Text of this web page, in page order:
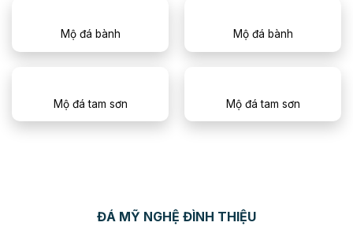
Mộ đá bành Mộ đá bành
Mộ đá tam sơn Mộ đá tam sơn
ĐÁ MỸ NGHỆ ĐÌNH THIỆU